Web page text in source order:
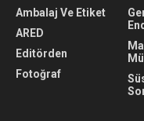
Ambalaj Ve Etiket
ARED
Editörden
Fotoğraf